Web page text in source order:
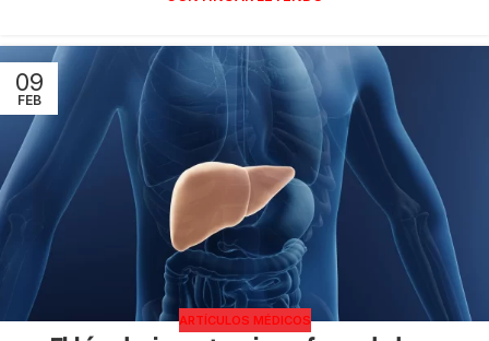
09
FEB
ARTÍCULOS MÉDICOS